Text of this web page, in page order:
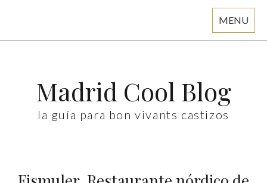
MENU
Madrid Cool Blog
la guía para bon vivants castizos